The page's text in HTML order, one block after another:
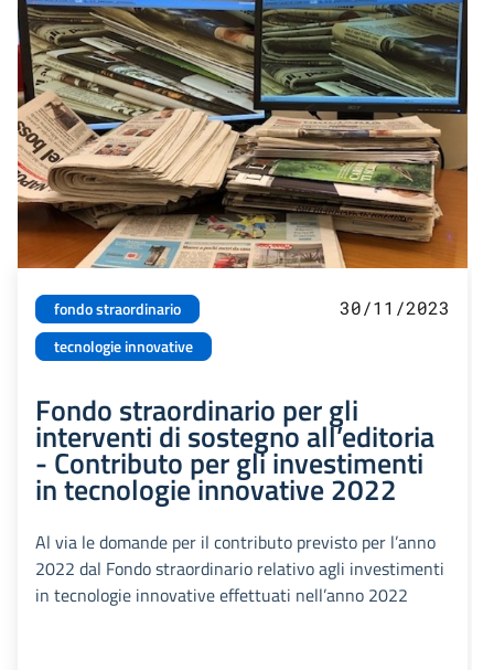
fondo straordinario
tecnologie innovative
30/11/2023
Fondo straordinario per gli
interventi di sostegno all’editoria
- Contributo per gli investimenti
in tecnologie innovative 2022
Al via le domande per il contributo previsto per l’anno
2022 dal Fondo straordinario relativo agli investimenti
in tecnologie innovative effettuati nell’anno 2022